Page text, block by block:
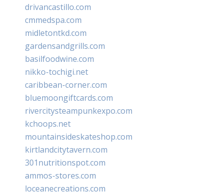
drivancastillo.com
cmmedspa.com
midletontkd.com
gardensandgrills.com
basilfoodwine.com
nikko-tochigi.net
caribbean-corner.com
bluemoongiftcards.com
rivercitysteampunkexpo.com
kchoops.net
mountainsideskateshop.com
kirtlandcitytavern.com
301nutritionspot.com
ammos-stores.com
loceanecreations.com